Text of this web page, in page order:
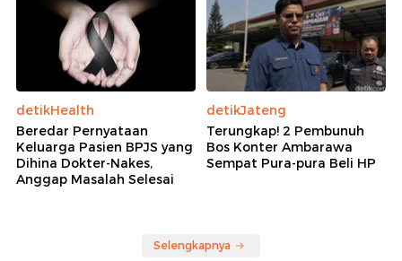
detikHealth
Beredar Pernyataan
Keluarga Pasien BPJS yang
Dihina Dokter-Nakes,
Anggap Masalah Selesai
detikJateng
Terungkap! 2 Pembunuh
Bos Konter Ambarawa
Sempat Pura-pura Beli HP
Selengkapnya